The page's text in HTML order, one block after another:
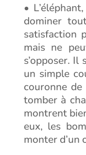
•
dominer
satisfaction
mais ne
s’opposer. Il
un simple
couronne
tomber à
montrent
eux, les
monter d’un